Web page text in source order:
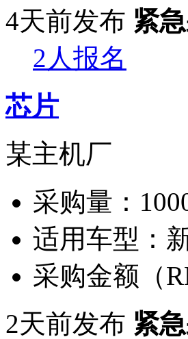
4天前发布 紧
2人报名
芯片
某主机厂
采购量：
适用车型：
采购金额（
2天前发布 紧